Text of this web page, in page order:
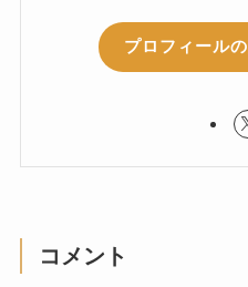
プロフィール
コメント